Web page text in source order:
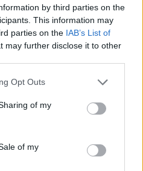
by third parties on the
This information may
parties on the IAB’s List of
may further disclose it to other
uses one or more Google
behaviour. You may click to
and its third-party tags to
purposes in below Google
Opt Outs
of my
of my
Ψάθα: «Δεν υπήρξε
ελικόπτερα»
Βρετανός χειριστής
Έλληνας